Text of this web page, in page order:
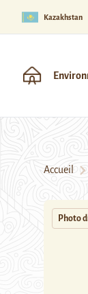
Kazakhstan
Accueil
Photo